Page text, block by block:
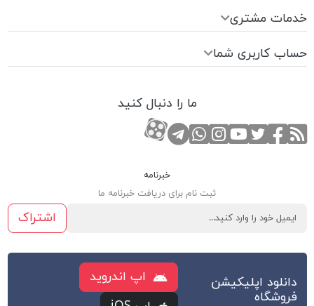
خدمات مشتری
حساب کاربری شما
ما را دنبال کنید
RSSصفحه فیسبوک
صفحه تویتر
کانال یوتوب
صفحه اینستاگرام
تماس با واتس اپ
کانال تلگرام
کانال آپارات
خبرنامه
ثبت نام برای دریافت خبرنامه ما
اشتراک
دانلود اپلیکیشن
فروشگاه
اپ اندروید